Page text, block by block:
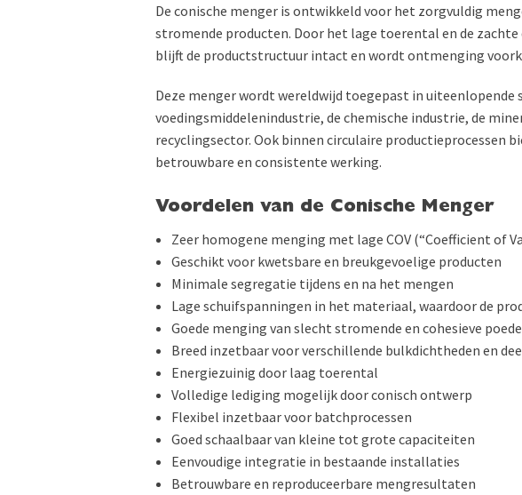
De conische menger is ontwikkeld voor het zorgvuldig
stromende producten. Door het lage toerental en de
blijft de productstructuur intact en wordt ontmenging
Deze menger wordt wereldwijd toegepast in uiteenlopende
voedingsmiddelenindustrie, de chemische industrie, de
recyclingsector. Ook binnen circulaire productieprocessen
betrouwbare en consistente werking.
Voordelen van de Conische Menger
Zeer homogene menging met lage COV (“Coefficient of
Geschikt voor kwetsbare en breukgevoelige producten
Minimale segregatie tijdens en na het mengen
Lage schuifspanningen in het materiaal, waardoor de
Goede menging van slecht stromende en cohesieve
Breed inzetbaar voor verschillende bulkdichtheden en
Energiezuinig door laag toerental
Volledige lediging mogelijk door conisch ontwerp
Flexibel inzetbaar voor batchprocessen
Goed schaalbaar van kleine tot grote capaciteiten
Eenvoudige integratie in bestaande installaties
Betrouwbare en reproduceerbare mengresultaten